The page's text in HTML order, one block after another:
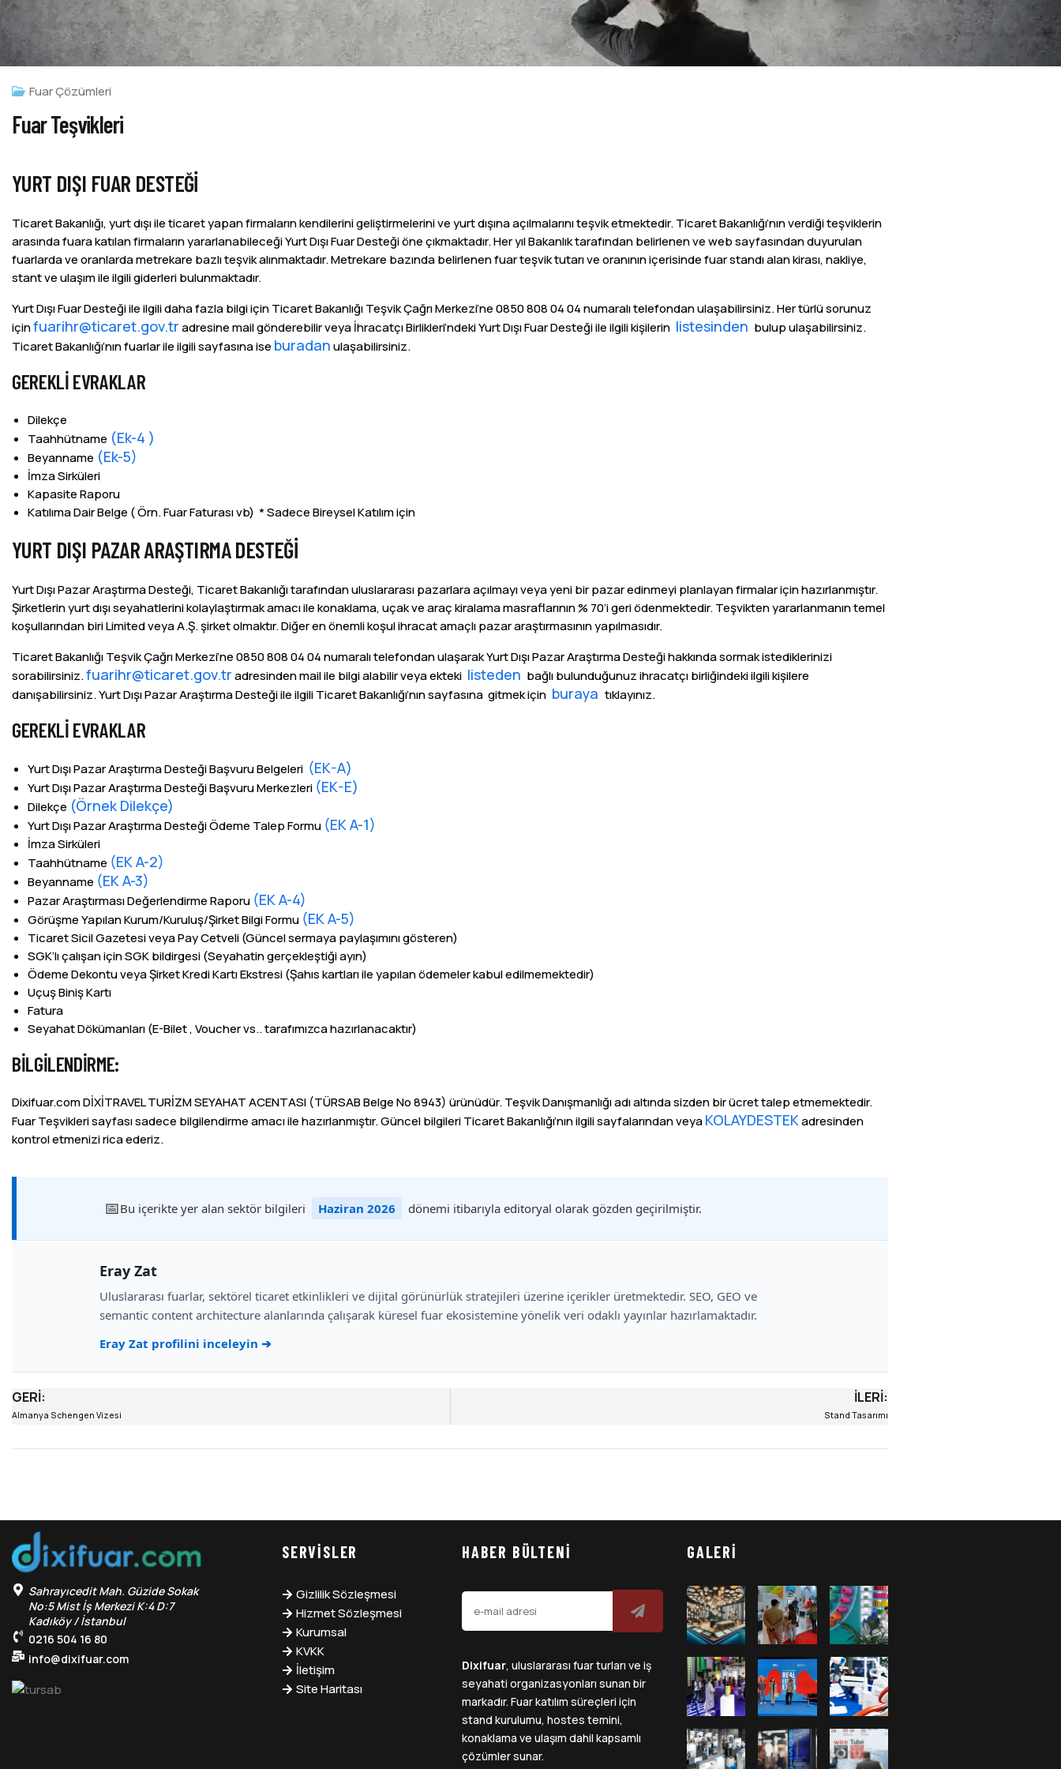
Fuar Çözümleri
Fuar Teşvikleri
YURT DIŞI FUAR DESTEĞI
Ticaret Bakanlığı, yurt dışı ile ticaret yapan firmaların kendilerini geliştirmelerini ve yurt dışına açılmalarını teşvik etmektedir. Ticaret Bakanlığı’nın verdiği teşviklerin
arasında fuara katılan firmaların yararlanabileceği Yurt Dışı Fuar Desteği öne çıkmaktadır. Her yıl Bakanlık tarafından belirlenen ve web sayfasından duyurulan
fuarlarda ve oranlarda metrekare bazlı teşvik alınmaktadır. Metrekare bazında belirlenen fuar teşvik tutarı ve oranının içerisinde fuar standı alan kirası, nakliye,
stant ve ulaşım ile ilgili giderleri bulunmaktadır.
Yurt Dışı Fuar Desteği ile ilgili daha fazla bilgi için Ticaret Bakanlığı Teşvik Çağrı Merkezi’ne 0850 808 04 04 numaralı telefondan ulaşabilirsiniz. Her türlü sorunuz
içinfuarihr@ticaret.gov.tradresine mail gönderebilir veya İhracatçı Birlikleri’ndeki Yurt Dışı Fuar Desteği ile ilgili kişilerin listesinden bulup ulaşabilirsiniz.
Ticaret Bakanlığı’nın fuarlar ile ilgili sayfasına ise buradanulaşabilirsiniz.
GEREKLI EVRAKLAR
Dilekçe
Taahhütname (Ek-4 )
Beyanname (Ek-5)
İmza Sirküleri
Kapasite Raporu
Katılıma Dair Belge ( Örn. Fuar Faturası vb) * Sadece Bireysel Katılım için
YURT DIŞI PAZAR ARAŞTIRMA DESTEĞI
Yurt Dışı Pazar Araştırma Desteği, Ticaret Bakanlığı tarafından uluslararası pazarlara açılmayı veya yeni bir pazar edinmeyi planlayan firmalar için hazırlanmıştır.
Şirketlerin yurt dışı seyahatlerini kolaylaştırmak amacı ile konaklama, uçak ve araç kiralama masraflarının % 70’i geri ödenmektedir. Teşvikten yararlanmanın temel
koşullarından biri Limited veya A.Ş. şirket olmaktır. Diğer en önemli koşul ihracat amaçlı pazar araştırmasının yapılmasıdır.
Ticaret Bakanlığı Teşvik Çağrı Merkezi’ne 0850 808 04 04 numaralı telefondan ulaşarak Yurt Dışı Pazar Araştırma Desteği hakkında sormak istediklerinizi
sorabilirsiniz.fuarihr@ticaret.gov.tradresinden mail ile bilgi alabilir veya ekteki listeden bağlı bulunduğunuz ihracatçı birliğindeki ilgili kişilere
danışabilirsiniz. Yurt Dışı Pazar Araştırma Desteği ile ilgili Ticaret Bakanlığı’nın sayfasına gitmek için buraya tıklayınız.
GEREKLI EVRAKLAR
Yurt Dışı Pazar Araştırma Desteği Başvuru Belgeleri (EK-A)
Yurt Dışı Pazar Araştırma Desteği Başvuru Merkezleri (EK-E)
Dilekçe (Örnek Dilekçe)
Yurt Dışı Pazar Araştırma Desteği Ödeme Talep Formu (EK A-1)
İmza Sirküleri
Taahhütname (EK A-2)
Beyanname (EK A-3)
Pazar Araştırması Değerlendirme Raporu (EK A-4)
Görüşme Yapılan Kurum/Kuruluş/Şirket Bilgi Formu (EK A-5)
Ticaret Sicil Gazetesi veya Pay Cetveli (Güncel sermaya paylaşımını gösteren)
SGK’lı çalışan için SGK bildirgesi (Seyahatin gerçekleştiği ayın)
Ödeme Dekontu veya Şirket Kredi Kartı Ekstresi (Şahıs kartları ile yapılan ödemeler kabul edilmemektedir)
Uçuş Biniş Kartı
Fatura
Seyahat Dökümanları (E-Bilet , Voucher vs.. tarafımızca hazırlanacaktır)
BILGILENDIRME:
Dixifuar.com DİXİTRAVEL TURİZM SEYAHAT ACENTASI (TÜRSAB Belge No 8943) ürünüdür. Teşvik Danışmanlığı adı altında sizden bir ücret talep etmemektedir.
Fuar Teşvikleri sayfası sadece bilgilendirme amacı ile hazırlanmıştır. Güncel bilgileri Ticaret Bakanlığı’nın ilgili sayfalarından veyaKOLAYDESTEKadresinden
kontrol etmenizi rica ederiz.
Bu içerikte yer alan sektör bilgileri Haziran 2026 dönemi itibarıyla editoryal olarak gözden geçirilmiştir.
Eray Zat
Uluslararası fuarlar, sektörel ticaret etkinlikleri ve dijital görünürlük stratejileri üzerine içerikler üretmektedir. SEO, GEO ve
semantic content architecture alanlarında çalışarak küresel fuar ekosistemine yönelik veri odaklı yayınlar hazırlamaktadır.
Eray Zat profilini inceleyin ➔
GERI:
Almanya Schengen Vizesi
İLERI:
Stand Tasarımı
Sahrayıcedit Mah. Güzide Sokak
No:5 Mist İş Merkezi K:4 D:7
Kadıköy / İstanbul
0216 504 16 80
info@dixifuar.com
SERVISLER
Gizlilik Sözleşmesi
Hizmet Sözleşmesi
Kurumsal
KVKK
İletişim
Site Haritası
HABER BÜLTENI
Dixifuar, uluslararası fuar turları ve iş
seyahati organizasyonları sunan bir
markadır. Fuar katılım süreçleri için
stand kurulumu, hostes temini,
konaklama ve ulaşım dahil kapsamlı
çözümler sunar.
GALERI